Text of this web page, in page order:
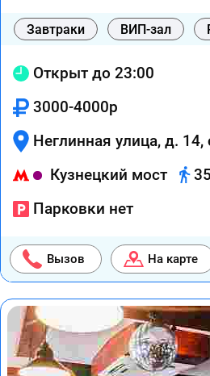
Завтраки ВИП-зал
Открыт до 23:00
3000-4000р
Неглинная улица, д. 14,
Кузнецкий мост
Парковки нет
Вызов На карте